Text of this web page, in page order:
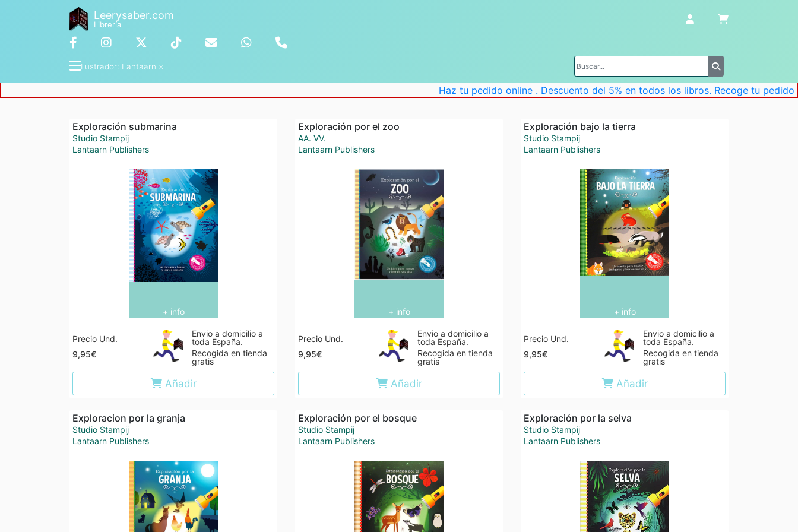
Leerysaber.com
Librería
Ilustrador: Lantaarn ×
Haz tu pedido online . Descuento del 5% en todos los libros. Recoge tu pedido en
Exploración submarina
Studio Stampij
Lantaarn Publishers
+ info
Precio Und.
9,95€
Envio a domicilio a
toda España.
Recogida en tienda
gratis
Añadir
Exploración por el zoo
AA. VV.
Lantaarn Publishers
+ info
Precio Und.
9,95€
Envio a domicilio a
toda España.
Recogida en tienda
gratis
Añadir
Exploración bajo la tierra
Studio Stampij
Lantaarn Publishers
+ info
Precio Und.
9,95€
Envio a domicilio a
toda España.
Recogida en tienda
gratis
Añadir
Exploracion por la granja
Studio Stampij
Lantaarn Publishers
Exploración por el bosque
Studio Stampij
Lantaarn Publishers
Exploración por la selva
Studio Stampij
Lantaarn Publishers